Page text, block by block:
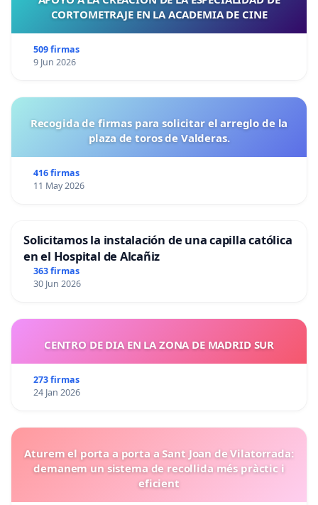
CORTOMETRAJE EN LA ACADEMIA DE CINE
509 firmas
9 Jun 2026
Recogida de firmas para solicitar el arreglo de la
plaza de toros de Valderas.
416 firmas
11 May 2026
Solicitamos la instalación de una capilla católica
en el Hospital de Alcañiz
363 firmas
30 Jun 2026
CENTRO DE DIA EN LA ZONA DE MADRID SUR
273 firmas
24 Jan 2026
Aturem el porta a porta a Sant Joan de Vilatorrada:
demanem un sistema de recollida més pràctic i
eficient